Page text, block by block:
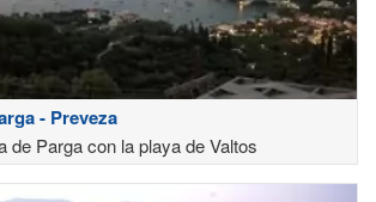
- Preveza
de Parga con la playa de Valtos